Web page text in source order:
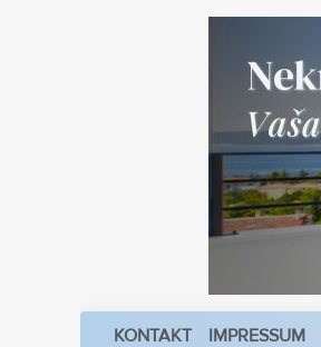
KONTAKT IMPRESSUM